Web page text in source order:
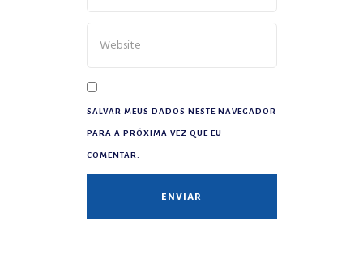
SALVAR MEUS DADOS NESTE NAVEGADOR
PARA A PRÓXIMA VEZ QUE EU
COMENTAR.